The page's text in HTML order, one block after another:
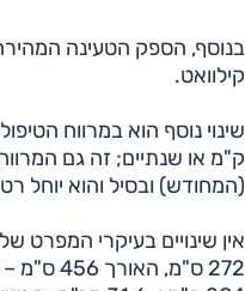
קילוואט.
(המחודש) ובסיל והוא יוחל
אין שינויים בעיקרי המפרט
272 ס"מ,